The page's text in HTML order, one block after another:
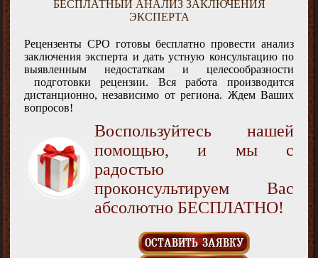
БЕСПЛАТНЫЙ АНАЛИЗ ЗАКЛЮЧЕНИЯ
ЭКСПЕРТА
Рецензенты СРО готовы бесплатно провести анализ
заключения эксперта и дать устную консультацию по
выявленным недостаткам и целесообразности
подготовки рецензии. Вся работа производится
дистанционно, независимо от региона. Ждем Ваших
вопросов!
Воспользуйтесь нашей
помощью, и мы с
радостью
проконсультируем Вас
абсолютно БЕСПЛАТНО!
ОСТАВИТЬ ЗАЯВКУ